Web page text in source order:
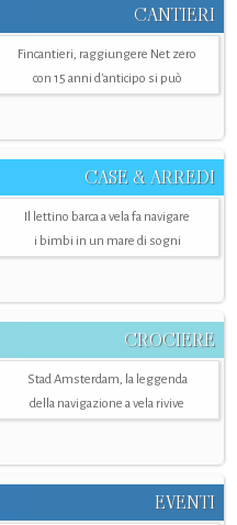
CANTIERI
Fincantieri, raggiungere Net zero
con 15 anni d'anticipo si può
CASE & ARREDI
Il lettino barca a vela fa navigare
i bimbi in un mare di sogni
CROCIERE
Stad Amsterdam, la leggenda
della navigazione a vela rivive
EVENTI